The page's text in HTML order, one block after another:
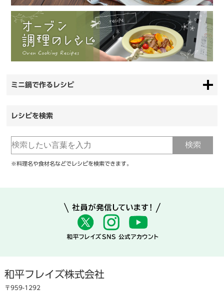
ミニ鍋で作るレシピ
レシピを検索
※料理名や食材名などでレシピを検索できます。
和平フレイズ株式会社
〒959-1292